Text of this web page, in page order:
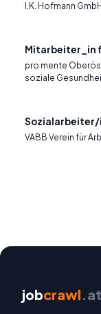
I.K. Hofmann GmbH
Mitarbeiter_in
pro mente
soziale
Sozialarbeiter/
VABB Verein für
jobcrawl.at